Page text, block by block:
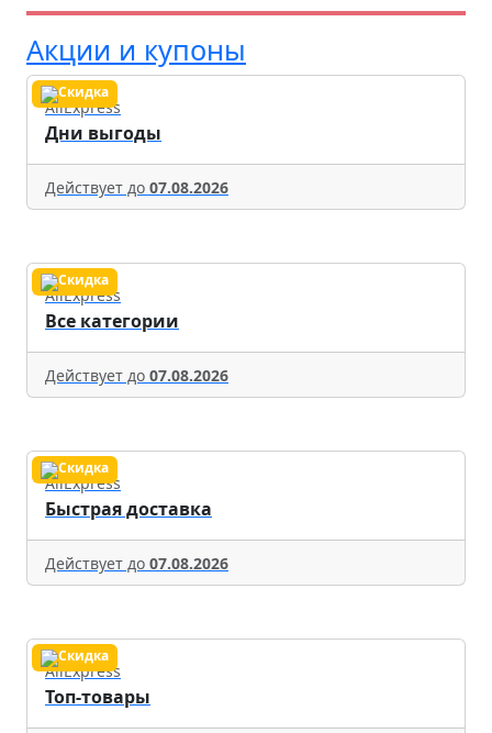
Акции и купоны
AliExpress
Дни выгоды
Действует до 07.08.2026
AliExpress
Все категории
Действует до 07.08.2026
AliExpress
Быстрая доставка
Действует до 07.08.2026
AliExpress
Топ-товары